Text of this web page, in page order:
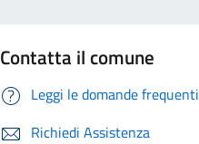
Contatta il comune
Leggi le domande frequenti
Richiedi Assistenza